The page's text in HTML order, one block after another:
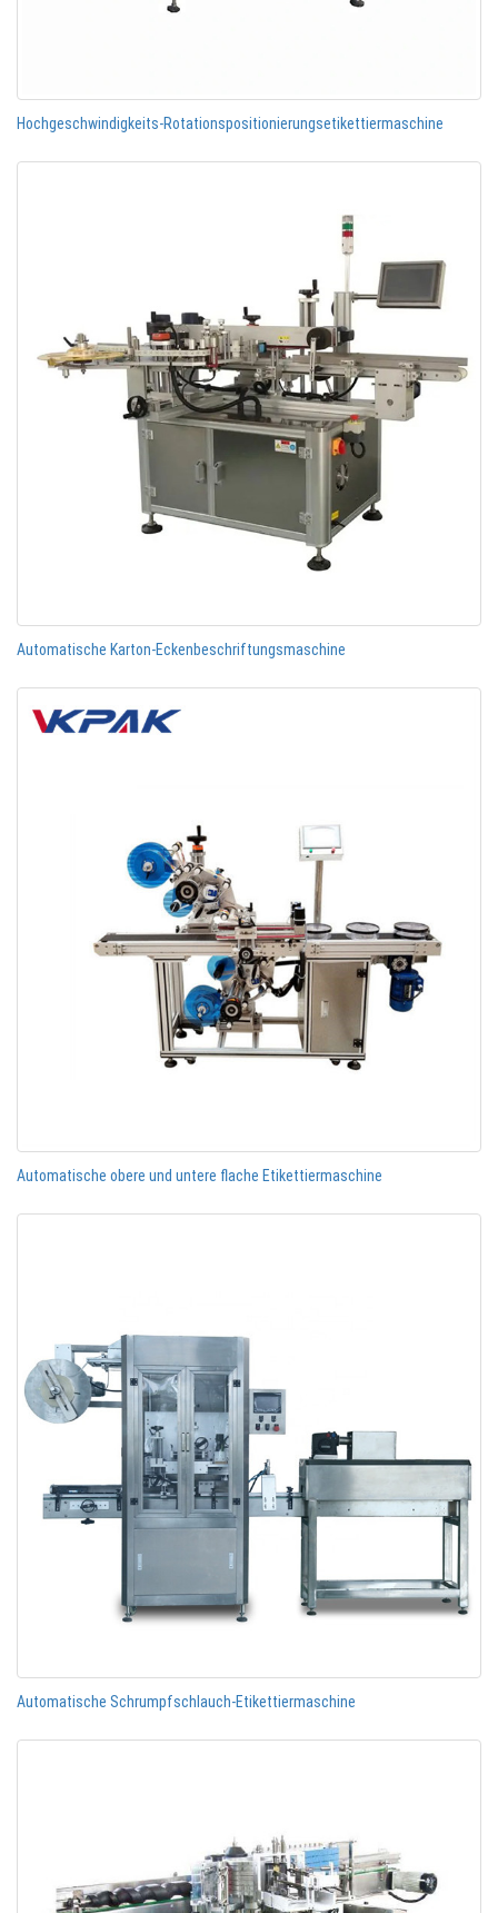
Hochgeschwindigkeits-Rotationspositionierungsetikettiermaschine
Automatische Karton-Eckenbeschriftungsmaschine
Automatische obere und untere flache Etikettiermaschine
Automatische Schrumpfschlauch-Etikettiermaschine